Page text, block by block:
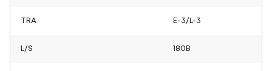
TRA E-3/L-3
L/S 180B